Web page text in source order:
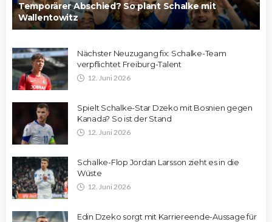
Temporärer Abschied? So plant Schalke mit
Wallentowitz
Nächster Neuzugang fix: Schalke-Team
verpflichtet Freiburg-Talent
12. Juni 2026
Spielt Schalke-Star Dzeko mit Bosnien gegen
Kanada? So ist der Stand
12. Juni 2026
Schalke-Flop Jordan Larsson zieht es in die
Wüste
12. Juni 2026
Edin Dzeko sorgt mit Karriereende-Aussage für